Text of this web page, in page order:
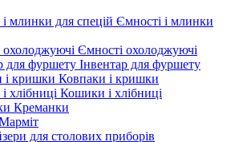
Ємності і млинки
Ємності охолоджуючі
Інвентар для фуршету
Ковпаки і кришки
Кошики і хлібниці
Креманки